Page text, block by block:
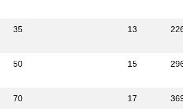
35 13
50 15
70 17